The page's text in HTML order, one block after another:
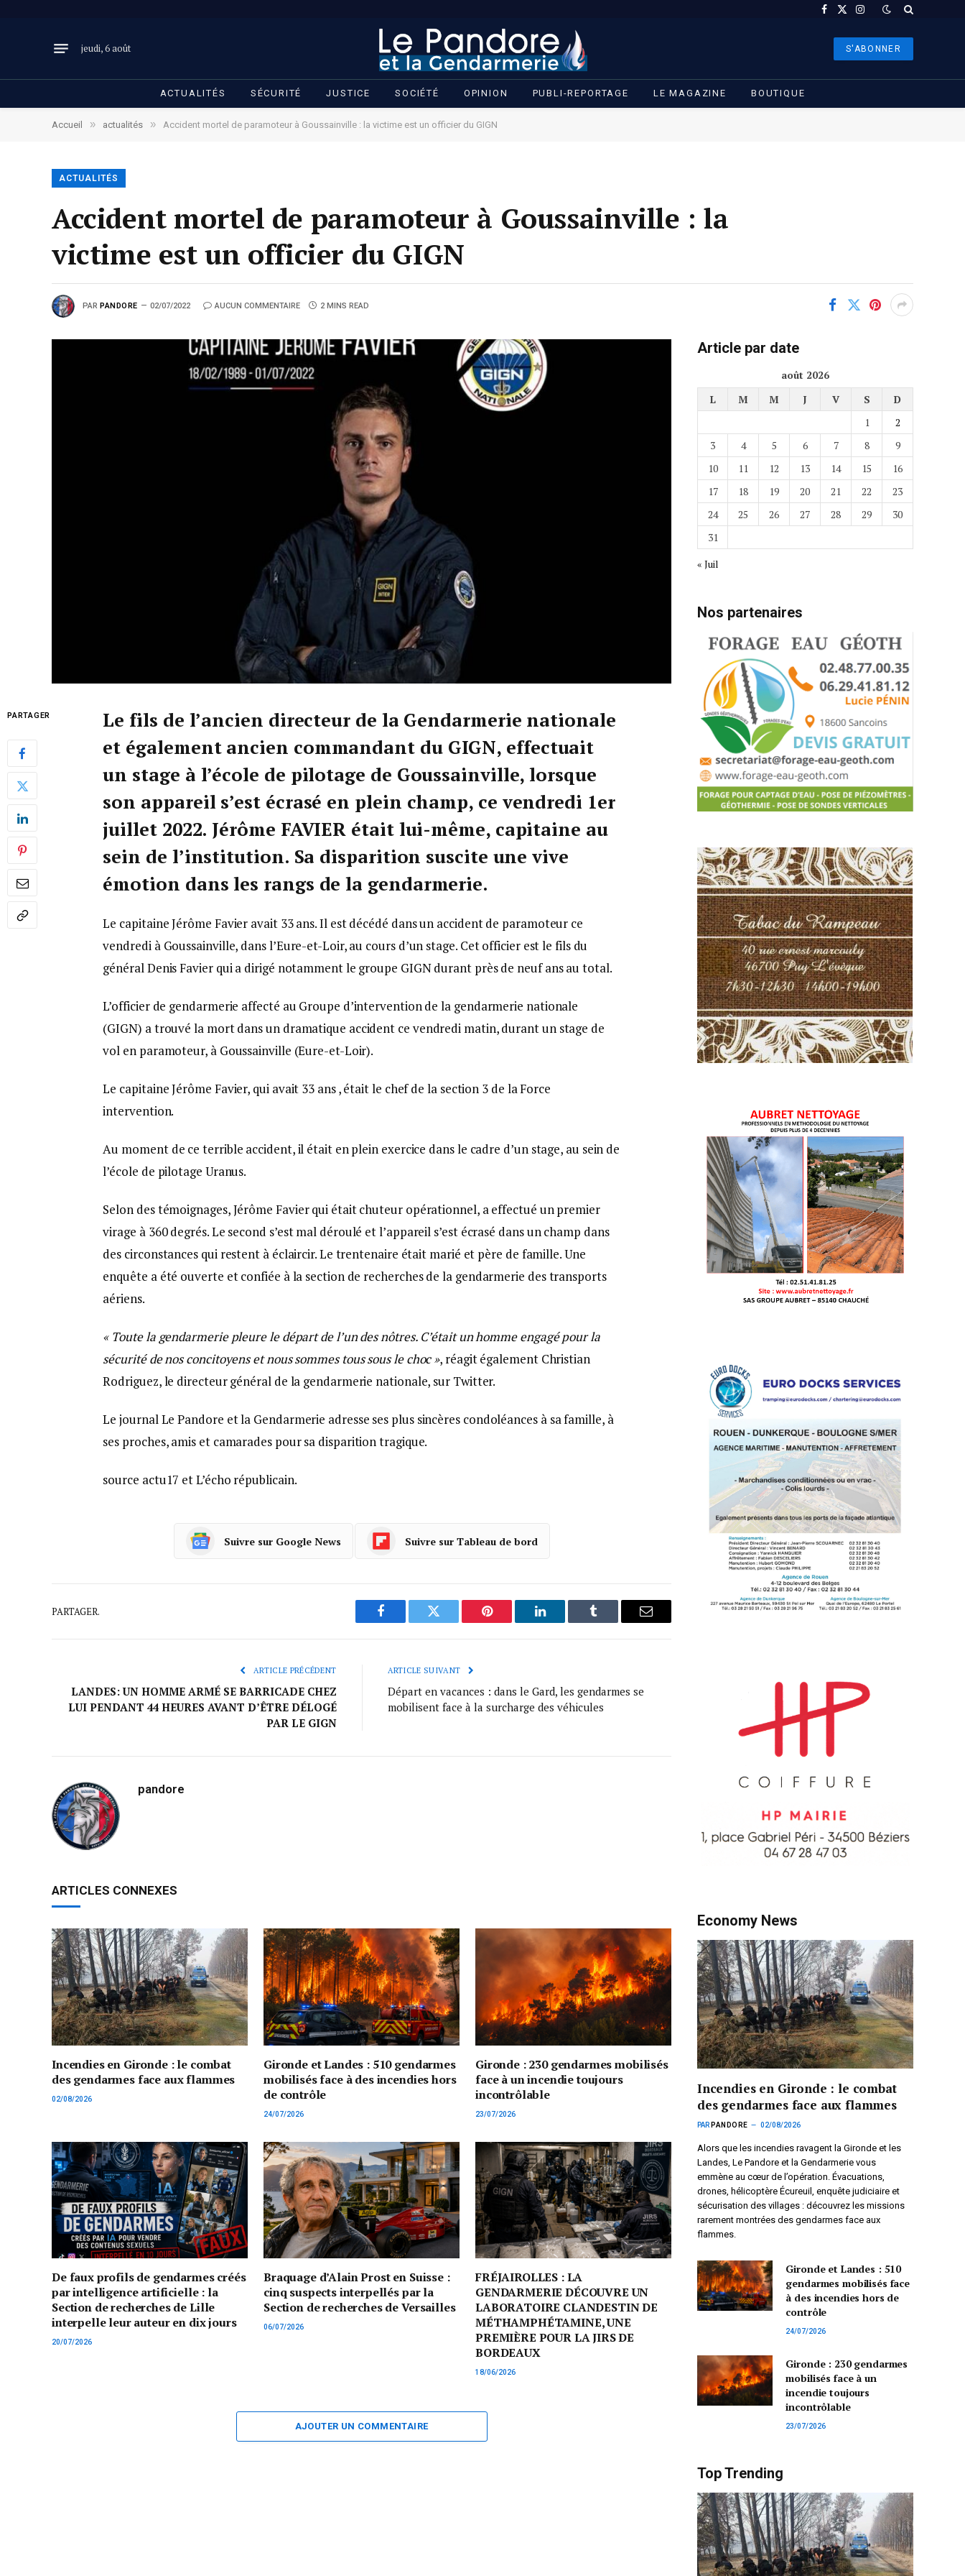
Facebook
X
Instagram
jeudi, 6 août S'ABONNER
ACTUALITÉS SÉCURITÉ JUSTICE SOCIÉTÉ OPINION PUBLI-REPORTAGE LE MAGAZINE BOUTIQUE
Accueil » actualités » Accident mortel de paramoteur à Goussainville : la victime est un officier du GIGN
ACTUALITÉS
Accident mortel de paramoteur à Goussainville : la
victime est un officier du GIGN
PAR PANDORE 02/07/2022 AUCUN COMMENTAIRE 2 MINS READ
PARTAGER
Le fils de l’ancien directeur de la Gendarmerie nationale
et également ancien commandant du GIGN, effectuait
un stage à l’école de pilotage de Goussainville, lorsque
son appareil s’est écrasé en plein champ, ce vendredi 1er
juillet 2022. Jérôme FAVIER était lui-même, capitaine au
sein de l’institution. Sa disparition suscite une vive
émotion dans les rangs de la gendarmerie.
Le capitaine Jérôme Favier avait 33 ans. Il est décédé dans un accident de paramoteur ce
vendredi à Goussainville, dans l’Eure-et-Loir, au cours d’un stage. Cet officier est le fils du
général Denis Favier qui a dirigé notamment le groupe GIGN durant près de neuf ans au total.
L’officier de gendarmerie affecté au Groupe d’intervention de la gendarmerie nationale
(GIGN) a trouvé la mort dans un dramatique accident ce vendredi matin, durant un stage de
vol en paramoteur, à Goussainville (Eure-et-Loir).
Le capitaine Jérôme Favier, qui avait 33 ans , était le chef de la section 3 de la Force
intervention.
Au moment de ce terrible accident, il était en plein exercice dans le cadre d’un stage, au sein de
l’école de pilotage Uranus.
Selon des témoignages, Jérôme Favier qui était chuteur opérationnel, a effectué un premier
virage à 360 degrés. Le second s’est mal déroulé et l’appareil s’est écrasé dans un champ dans
des circonstances qui restent à éclaircir. Le trentenaire était marié et père de famille. Une
enquête a été ouverte et confiée à la section de recherches de la gendarmerie des transports
aériens.
« Toute la gendarmerie pleure le départ de l’un des nôtres. C’était un homme engagé pour la
sécurité de nos concitoyens et nous sommes tous sous le choc », réagit également Christian
Rodriguez, le directeur général de la gendarmerie nationale, sur Twitter.
Le journal Le Pandore et la Gendarmerie adresse ses plus sincères condoléances à sa famille, à
ses proches, amis et camarades pour sa disparition tragique.
source actu17 et L’écho républicain.
Suivre sur Google News Suivre sur Tableau de bord
PARTAGER.
Facebook Twitter Pinterest LinkedIn Tumblr Courriel
ARTICLE PRÉCÉDENT
LANDES: UN HOMME ARMÉ SE BARRICADE CHEZ
LUI PENDANT 44 HEURES AVANT D’ÊTRE DÉLOGÉ
PAR LE GIGN
ARTICLE SUIVANT
Départ en vacances : dans le Gard, les gendarmes se
mobilisent face à la surcharge des véhicules
pandore
ARTICLES CONNEXES
Incendies en Gironde : le combat
des gendarmes face aux flammes
02/08/2026
Gironde et Landes : 510 gendarmes
mobilisés face à des incendies hors
de contrôle
24/07/2026
Gironde : 230 gendarmes mobilisés
face à un incendie toujours
incontrôlable
23/07/2026
De faux profils de gendarmes créés
par intelligence artificielle : la
Section de recherches de Lille
interpelle leur auteur en dix jours
20/07/2026
Braquage d’Alain Prost en Suisse :
cinq suspects interpellés par la
Section de recherches de Versailles
06/07/2026
FRÉJAIROLLES : LA
GENDARMERIE DÉCOUVRE UN
LABORATOIRE CLANDESTIN DE
MÉTHAMPHÉTAMINE, UNE
PREMIÈRE POUR LA JIRS DE
BORDEAUX
18/06/2026
AJOUTER UN COMMENTAIRE
Article par date
août 2026
L
M M J V S
D
1
2
3
4 5 6 7 8
9
10
11 12 13 14 15
16
17
18 19 20 21 22
23
24
25 26 27 28 29
30
31
« Juil
Nos partenaires
Economy News
Incendies en Gironde : le combat
des gendarmes face aux flammes
PAR PANDORE 02/08/2026
Alors que les incendies ravagent la Gironde et les
Landes, Le Pandore et la Gendarmerie vous
emmène au cœur de l’opération. Évacuations,
drones, hélicoptère Écureuil, enquête judiciaire et
sécurisation des villages : découvrez les missions
rarement montrées des gendarmes face aux
flammes.
Gironde et Landes : 510
gendarmes mobilisés face
à des incendies hors de
contrôle
24/07/2026
Gironde : 230 gendarmes
mobilisés face à un
incendie toujours
incontrôlable
23/07/2026
Top Trending